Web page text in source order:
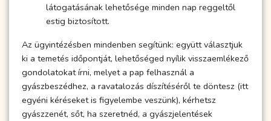
látogatásának lehetősége minden nap reggeltől
estig biztosított.
Az ügyintézésben mindenben segítünk: együtt választjuk
ki a temetés időpontját, lehetőséged nyílik visszaemlékező
gondolatokat írni, melyet a pap felhasznál a
gyászbeszédhez, a ravatalozás díszítéséről te döntesz (itt
egyéni kéréseket is figyelembe veszünk), kérhetsz
gyászzenét, sőt, ha szeretnéd, a gyászjelentések